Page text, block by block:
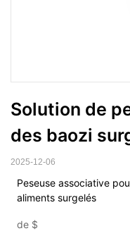
Solution de
des baozi
2025-12-06
Peseuse associative
aliments surgelés
de $